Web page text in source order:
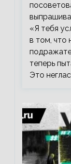
«Я тебя
в том, что
теперь
Это